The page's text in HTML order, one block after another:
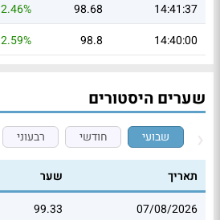
14:41:37
98.68
2.46%
14:40:00
98.8
2.59%
שערים היסטורים
שבועי חודשי רבעוני
תאריך שער
07/08/2026
99.33